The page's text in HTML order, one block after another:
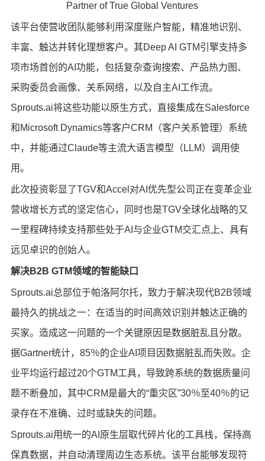
Partner of True Global Ventures
该平台使营收团队能够利用深度账户智能，精准地识别、
丰富、触达并转化理想客户。其Deep AI GTM引擎支持多
项市场首创的AI功能，包括复杂查询搜索、产品热力图、
采购委员会画像、关系网络，以及自主AI工作流。
Sprouts.ai将这些功能以原生方式，直接集成在Salesforce
和Microsoft Dynamics等客户CRM（客户关系管理）系统
中，并能通过Claude等主流大语言模型（LLM）调用使
用。
此次投资彰显了TGV和Accel对AI优先型公司正在变革企业
营收增长方式的坚定信心，同时也是TGV全球化战略的又
一里程碑持续支持那些处于AI与企业GTM交汇点上、具有
远见卓识的创始人。
解决B2B GTM领域的智能缺口
Sprouts.ai总部位于帕洛阿尔托，致力于解决现代B2B领域
最持久的挑战之一：在适当的时间高效识别并触达正确的
买家。造成这一问题的一个关键原因是数据脏乱且分散。
据Gartner统计，85％的企业AI项目因数据脏乱而失败。企
业平均运行超过20个GTM工具，导致跨系统的数据质量问
题不断叠加，其中CRM是最大的“重灾区”30％至40％的记
录存在不准确、过时或缺失的问题。
Sprouts.ai用统一的AI原生层取代碎片化的工具栈，保持高
保真数据，并自动清理周边生态系统。该平台能够发现符